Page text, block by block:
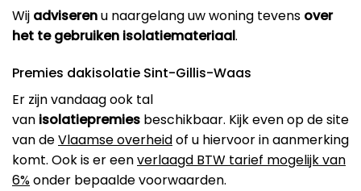
Wij adviserenu naargelang uw woning tevens over
het te gebruiken isolatiemateriaal.
Premies dakisolatie Sint-Gillis-Waas
Er zijn vandaag ook tal
van isolatiepremies beschikbaar. Kijk even op de site
van deVlaamse overheidof u hiervoor in aanmerking
komt. Ook is er eenverlaagd BTW tarief mogelijk van
6%onder bepaalde voorwaarden.